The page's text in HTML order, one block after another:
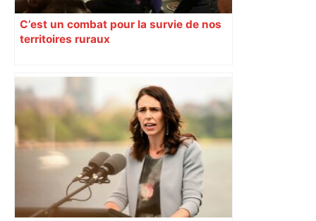
C’est un combat pour la survie de nos
territoires ruraux